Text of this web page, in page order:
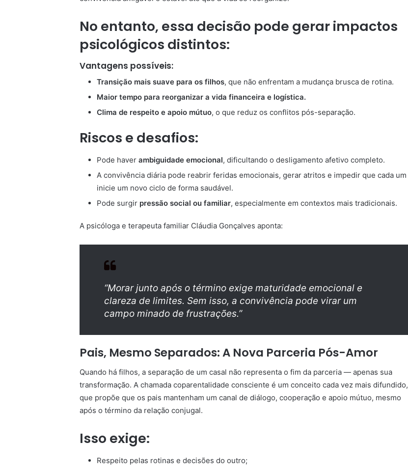
No entanto, essa decisão pode gerar impactos
psicológicos distintos:
Vantagens possíveis:
Transição mais suave para os filhos, que não enfrentam a mudança brusca de rotina.
Maior tempo para reorganizar a vida financeira e logística.
Clima de respeito e apoio mútuo, o que reduz os conflitos pós-separação.
Riscos e desafios:
Pode haver ambiguidade emocional, dificultando o desligamento afetivo completo.
A convivência diária pode reabrir feridas emocionais, gerar atritos e impedir que cada um
inicie um novo ciclo de forma saudável.
Pode surgir pressão social ou familiar, especialmente em contextos mais tradicionais.
A psicóloga e terapeuta familiar Cláudia Gonçalves aponta:
“Morar junto após o término exige maturidade emocional e
clareza de limites. Sem isso, a convivência pode virar um
campo minado de frustrações.”
Pais, Mesmo Separados: A Nova Parceria Pós-Amor
Quando há filhos, a separação de um casal não representa o fim da parceria — apenas sua
transformação. A chamada coparentalidade consciente é um conceito cada vez mais difundido,
que propõe que os pais mantenham um canal de diálogo, cooperação e apoio mútuo, mesmo
após o término da relação conjugal.
Isso exige:
Respeito pelas rotinas e decisões do outro;